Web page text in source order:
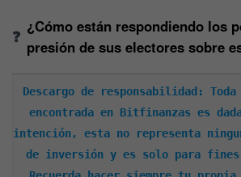
¿Cómo están respondiendo los
presión de sus electores sobre
Descargo de responsabilidad:
encontrada en Bitfinanzas es
intención, esta no representa
de inversión y es solo para